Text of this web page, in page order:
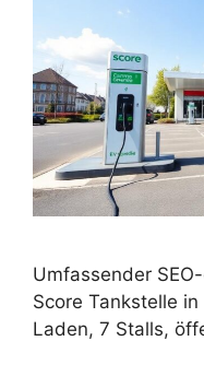
Umfassender
Score Tankstelle
Laden, 7 Stalls,